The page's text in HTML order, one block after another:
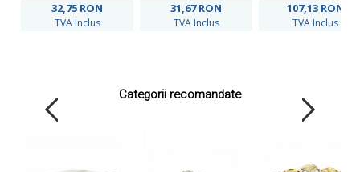
32,75 RON
TVA Inclus
31,67RON
TVA Inclus
107,13 RON
TVA Inclus
Categorii recomandate